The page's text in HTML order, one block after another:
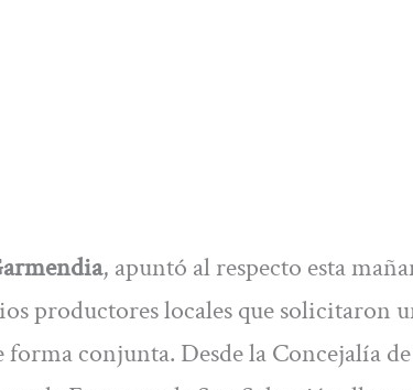
, apuntó al respecto esta
productores locales que solicitaron
conjunta. Desde la Concejalía de